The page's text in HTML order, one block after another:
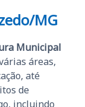
MG
Municipal
áreas,
até
de
incluindo